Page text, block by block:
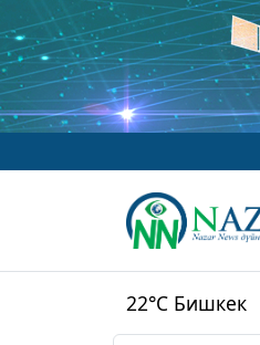
22°C Бишкек